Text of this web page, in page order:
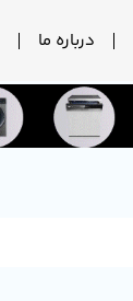
درباره ما